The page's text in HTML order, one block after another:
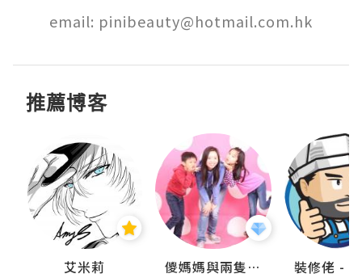
email: pinibeauty@hotmail.com.hk
推薦博客
艾米莉 儍媽媽與兩隻小魔怪之家